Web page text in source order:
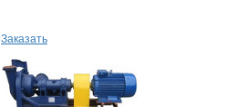
Заказать